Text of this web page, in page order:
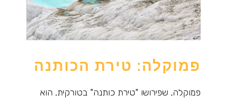
פמוקלה: טירת הכותנה
פמוקלה, שפירושו "טירת כותנה" בטורקית, הוא